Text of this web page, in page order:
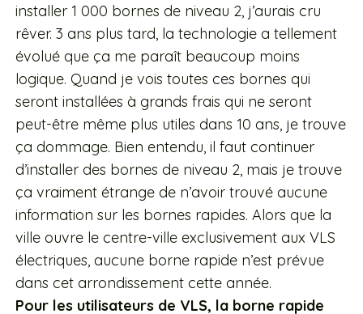
installer 1 000 bornes de niveau 2, j’aurais cru
rêver. 3 ans plus tard, la technologie a tellement
évolué que ça me paraît beaucoup moins
logique. Quand je vois toutes ces bornes qui
seront installées à grands frais qui ne seront
peut-être même plus utiles dans 10 ans, je trouve
ça dommage. Bien entendu, il faut continuer
d’installer des bornes de niveau 2, mais je trouve
ça vraiment étrange de n’avoir trouvé aucune
information sur les bornes rapides. Alors que la
ville ouvre le centre-ville exclusivement aux VLS
électriques, aucune borne rapide n’est prévue
dans cet arrondissement cette année.
Pour les utilisateurs de VLS, la borne rapide